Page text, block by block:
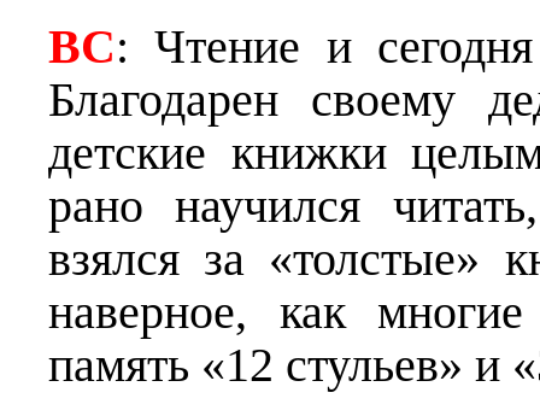
ВС: Чтение и
Благодарен своему
детские книжки
рано научился
взялся за «толстые»
наверное, как
память «12 стульев» и